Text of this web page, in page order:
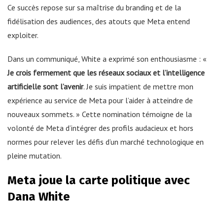
Ce succès repose sur sa maîtrise du branding et de la
fidélisation des audiences, des atouts que Meta entend
exploiter.
Dans un communiqué, White a exprimé son enthousiasme : «
Je crois fermement que les réseaux sociaux et l’intelligence
artificielle sont l’avenir. Je suis impatient de mettre mon
expérience au service de Meta pour l’aider à atteindre de
nouveaux sommets. » Cette nomination témoigne de la
volonté de Meta d’intégrer des profils audacieux et hors
normes pour relever les défis d’un marché technologique en
pleine mutation.
Meta joue la carte politique avec
Dana White